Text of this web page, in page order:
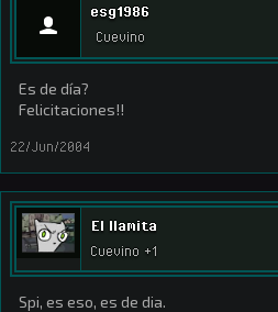
esg1986
Cuevino
Es de día?
Felicitaciones!!
22/Jun/2004
El llamita
Cuevino +1
Spi, es eso, es de dia.